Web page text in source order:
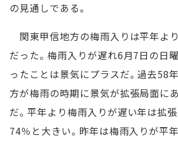
の見通しである。
関東甲信地方の梅雨入りは平年よ
だった。梅雨入りが遅れ6月7日の日
ったことは景気にプラスだ。過去58
方が梅雨の時期に景気が拡張局面に
だ。平年より梅雨入りが遅い年は拡
74％と大きい。昨年は梅雨入りが平